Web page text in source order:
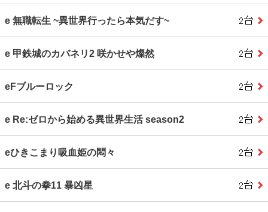
e 無職転生 ~異世界行ったら本気だす~
e 甲鉄城のカバネリ2 咲かせや燦然
eFブルーロック
e Re:ゼロから始める異世界生活 season2
eひきこまり吸血姫の悶々
e 北斗の拳11 暴凶星